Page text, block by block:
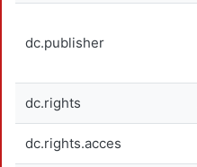
dc.publisher
dc.rights
dc.rights.acces